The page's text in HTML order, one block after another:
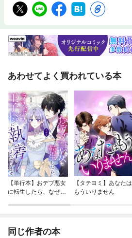
あわせてよく買われている本
【単行本】おデブ悪女
に転生したら、なぜか
【タテヨミ】あなたは
もういりません
同じ作者の本